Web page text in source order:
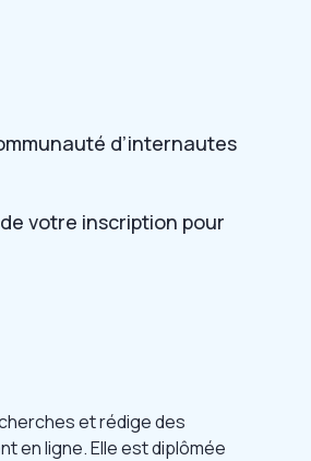
d’internautes
de votre inscription pour
et rédige des
en ligne. Elle est diplômée